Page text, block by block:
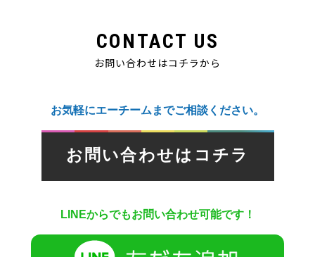
CONTACT US
お問い合わせはコチラから
お気軽にエーチームまでご相談ください。
お問い合わせはコチラ
LINEからでもお問い合わせ可能です！